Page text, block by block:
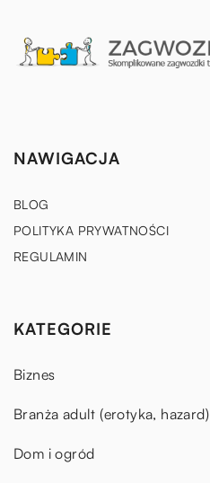
NAWIGACJA
BLOG
POLITYKA PRYWATNOŚCI
REGULAMIN
KATEGORIE
Biznes
Branża adult (erotyka, hazard)
Dom i ogród